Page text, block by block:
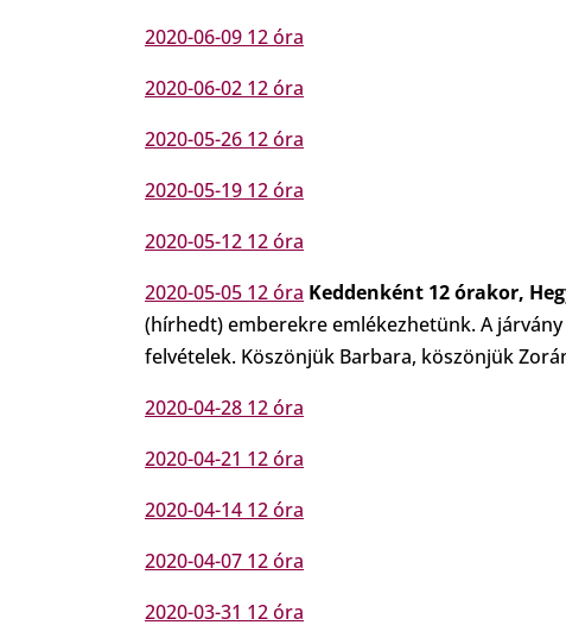
2020-06-09 12 óra
2020-06-02 12 óra
2020-05-26 12 óra
2020-05-19 12 óra
2020-05-12 12 óra
2020-05-05 12 óra Keddenként 12 órakor,
(hírhedt) emberekre emlékezhetünk. A
felvételek. Köszönjük Barbara, köszönjük
2020-04-28 12 óra
2020-04-21 12 óra
2020-04-14 12 óra
2020-04-07 12 óra
2020-03-31 12 óra